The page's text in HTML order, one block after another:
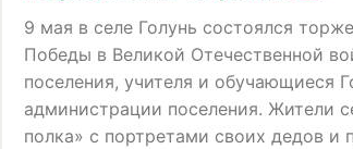
9 мая в селе Голунь состоялся
Победы в Великой Отечественной
поселения, учителя и обучающиеся
администрации поселения. Жители
полка» с портретами своих дедов